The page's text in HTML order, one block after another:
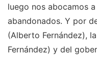
luego nos abocamos
abandonados. Y por
(Alberto Fernández),
Fernández) y del